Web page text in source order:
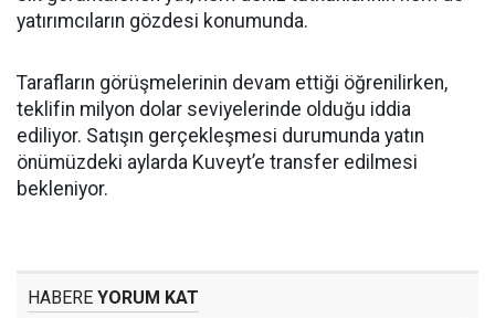
yatırımcıların gözdesi konumunda.
Tarafların görüşmelerinin devam ettiği öğrenilirken,
teklifin milyon dolar seviyelerinde olduğu iddia
ediliyor. Satışın gerçekleşmesi durumunda yatın
önümüzdeki aylarda Kuveyt’e transfer edilmesi
bekleniyor.
HABERE YORUM KAT